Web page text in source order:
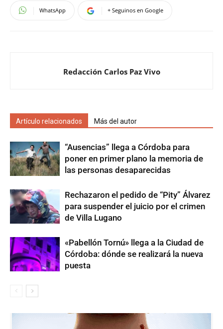
WhatsApp + Seguinos en Google
Redacción Carlos Paz Vivo
Artículo relacionados Más del autor
“Ausencias” llega a Córdoba para
poner en primer plano la memoria de
las personas desaparecidas
Rechazaron el pedido de “Pity” Álvarez
para suspender el juicio por el crimen
de Villa Lugano
«Pabellón Tornú» llega a la Ciudad de
Córdoba: dónde se realizará la nueva
puesta